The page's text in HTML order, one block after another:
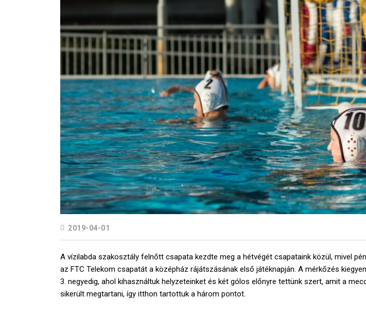
2019-04-01
A vízilabda szakosztály felnőtt csapata kezdte meg a hétvégét csapataink közül, mivel
az FTC Telekom csapatát a középház rájátszásának első játéknapján. A mérkőzés
3. negyedig, ahol kihasználtuk helyzeteinket és két gólos előnyre tettünk szert, amit a
sikerült megtartani, így itthon tartottuk a három pontot.